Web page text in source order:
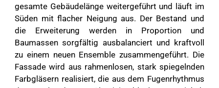
gesamte Gebäudelänge weitergeführt und läuft im
Süden mit flacher Neigung aus. Der Bestand und
die Erweiterung werden in Proportion und
Baumassen sorgfältig ausbalanciert und kraftvoll
zu einem neuen Ensemble zusammengeführt. Die
Fassade wird aus rahmenlosen, stark spiegelnden
Farbgläsern realisiert, die aus dem Fugenrhythmus